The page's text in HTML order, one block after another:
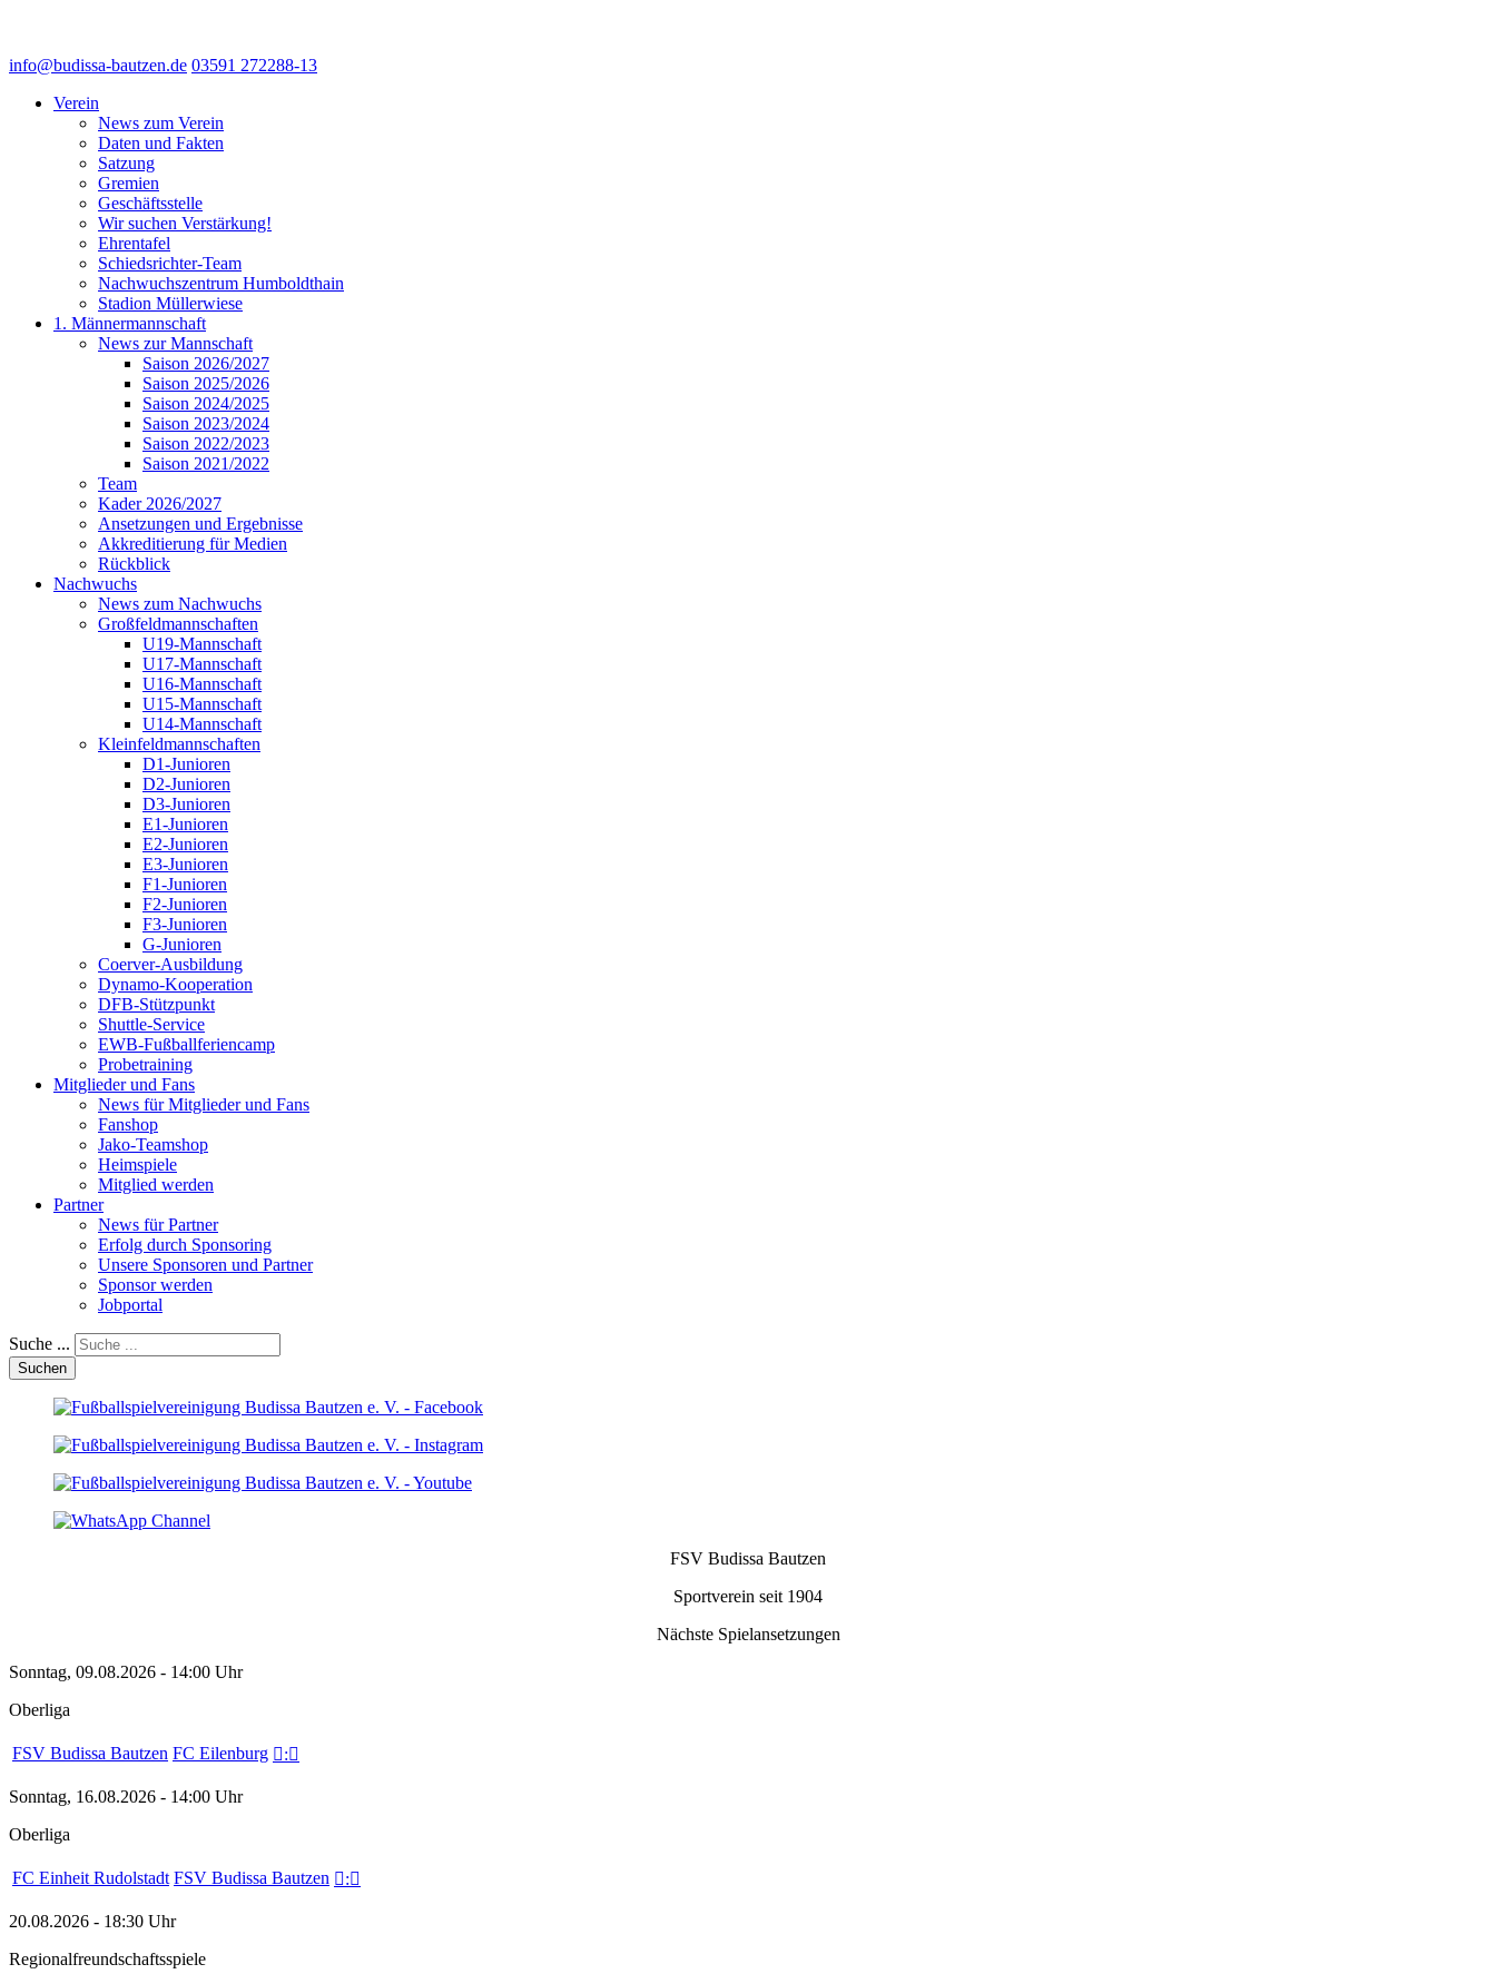
info@budissa-bautzen.de 03591 272288-13
Verein
News zum Verein
Daten und Fakten
Satzung
Gremien
Geschäftsstelle
Wir suchen Verstärkung!
Ehrentafel
Schiedsrichter-Team
Nachwuchszentrum Humboldthain
Stadion Müllerwiese
1. Männermannschaft
News zur Mannschaft
Saison 2026/2027
Saison 2025/2026
Saison 2024/2025
Saison 2023/2024
Saison 2022/2023
Saison 2021/2022
Team
Kader 2026/2027
Ansetzungen und Ergebnisse
Akkreditierung für Medien
Rückblick
Nachwuchs
News zum Nachwuchs
Großfeldmannschaften
U19-Mannschaft
U17-Mannschaft
U16-Mannschaft
U15-Mannschaft
U14-Mannschaft
Kleinfeldmannschaften
D1-Junioren
D2-Junioren
D3-Junioren
E1-Junioren
E2-Junioren
E3-Junioren
F1-Junioren
F2-Junioren
F3-Junioren
G-Junioren
Coerver-Ausbildung
Dynamo-Kooperation
DFB-Stützpunkt
Shuttle-Service
EWB-Fußballferiencamp
Probetraining
Mitglieder und Fans
News für Mitglieder und Fans
Fanshop
Jako-Teamshop
Heimspiele
Mitglied werden
Partner
News für Partner
Erfolg durch Sponsoring
Unsere Sponsoren und Partner
Sponsor werden
Jobportal
Suche ...
Suchen
FSV Budissa Bautzen
Sportverein seit 1904
Nächste Spielansetzungen
Sonntag, 09.08.2026 - 14:00 Uhr
Oberliga
FSV Budissa Bautzen FC Eilenburg :
Sonntag, 16.08.2026 - 14:00 Uhr
Oberliga
FC Einheit Rudolstadt FSV Budissa Bautzen :
20.08.2026 - 18:30 Uhr
Regionalfreundschaftsspiele